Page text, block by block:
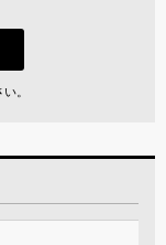
。